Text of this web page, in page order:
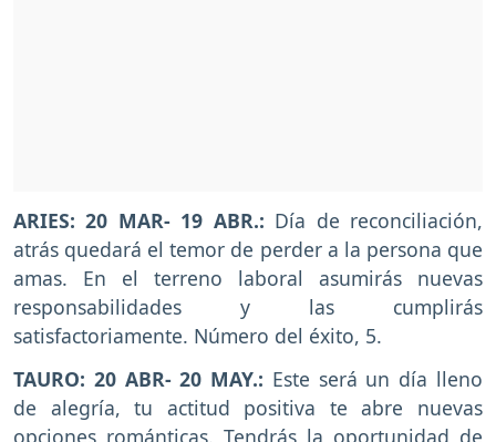
ARIES: 20 MAR- 19 ABR.: Día de reconciliación,
atrás quedará el temor de perder a la persona que
amas. En el terreno laboral asumirás nuevas
responsabilidades y las cumplirás
satisfactoriamente. Número del éxito, 5.
TAURO: 20 ABR- 20 MAY.: Este será un día lleno
de alegría, tu actitud positiva te abre nuevas
opciones románticas. Tendrás la oportunidad de